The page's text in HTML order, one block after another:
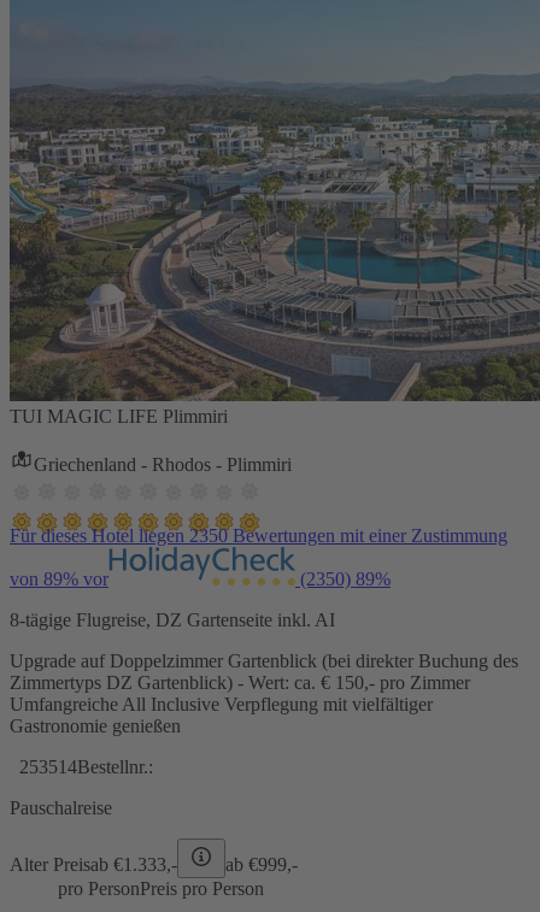
TUI MAGIC LIFE Plimmiri
Griechenland - Rhodos - Plimmiri
Für dieses Hotel liegen 2350 Bewertungen mit einer Zustimmung
von 89% vor (2350) 89%
8-tägige Flugreise, DZ Gartenseite inkl. AI
Upgrade auf Doppelzimmer Gartenblick (bei direkter Buchung des
Zimmertyps DZ Gartenblick) - Wert: ca. € 150,- pro Zimmer
Umfangreiche All Inclusive Verpflegung mit vielfältiger
Gastronomie genießen
253514Bestellnr.:
Pauschalreise
Alter Preisab €1.333,- ab €999,-
pro PersonPreis pro Person